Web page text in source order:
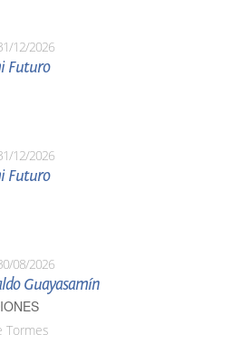
12/2026
Futuro
12/2026
Futuro
08/2026
Guayasamín
Tormes